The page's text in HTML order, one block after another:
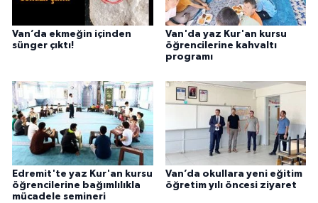
Van’da ekmeğin içinden
sünger çıktı!
Van'da yaz Kur'an kursu
öğrencilerine kahvaltı
programı
Edremit'te yaz Kur'an kursu
öğrencilerine bağımlılıkla
mücadele semineri
Van’da okullara yeni eğitim
öğretim yılı öncesi ziyaret